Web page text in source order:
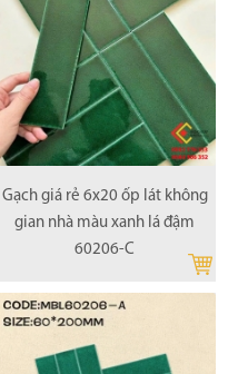
Gạch giá rẻ 6x20 ốp lát không
gian nhà màu xanh lá đậm
60206-C